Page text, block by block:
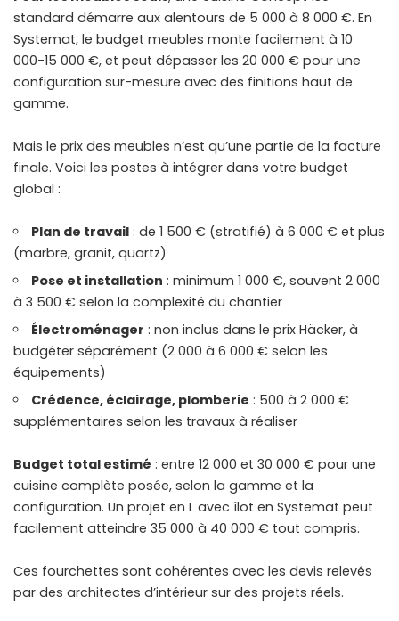
standard démarre aux alentours de 5 000 à 8 000 €. En
Systemat, le budget meubles monte facilement à 10
000-15 000 €, et peut dépasser les 20 000 € pour une
configuration sur-mesure avec des finitions haut de
gamme.
Mais le prix des meubles n’est qu’une partie de la facture
finale. Voici les postes à intégrer dans votre budget
global :
Plan de travail : de 1 500 € (stratifié) à 6 000 € et plus
(marbre, granit, quartz)
Pose et installation : minimum 1 000 €, souvent 2 000
à 3 500 € selon la complexité du chantier
Électroménager : non inclus dans le prix Häcker, à
budgéter séparément (2 000 à 6 000 € selon les
équipements)
Crédence, éclairage, plomberie : 500 à 2 000 €
supplémentaires selon les travaux à réaliser
Budget total estimé : entre 12 000 et 30 000 € pour une
cuisine complète posée, selon la gamme et la
configuration. Un projet en L avec îlot en Systemat peut
facilement atteindre 35 000 à 40 000 € tout compris.
Ces fourchettes sont cohérentes avec les devis relevés
par des architectes d’intérieur sur des projets réels.